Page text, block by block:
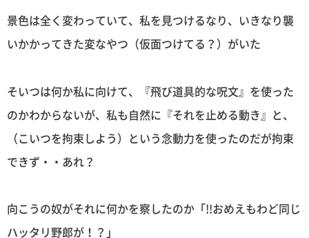
景色は全く変わっていて、私を見つけるなり、いきなり襲
いかかってきた変なやつ（仮面つけてる？）がいた
そいつは何か私に向けて、『飛び道具的な呪文』を使った
のかわからないが、私も自然に『それを止める動き』と、
（こいつを拘束しよう）という念動力を使ったのだが拘束
できず・・あれ？
向こうの奴がそれに何かを察したのか「!!おめえもわど同じ
ハッタリ野郎が！？」